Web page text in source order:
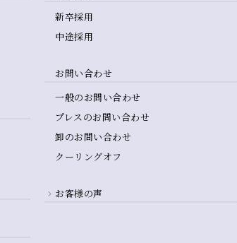
新卒採用
中途採用
お問い合わせ
一般のお問い合わせ
プレスのお問い合わせ
卸のお問い合わせ
クーリングオフ
お客様の声